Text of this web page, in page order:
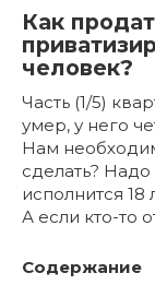
Как
человек?
Часть (1/5)
умер, у него
Нам
сделать?
исполнится 18
А если кто-то
Содержание